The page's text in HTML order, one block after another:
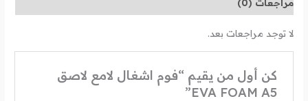
لا توجد مراجعات بعد.
كن أول من يقيم “فوم اشغال لامع لاصق
EVA FOAM A5”